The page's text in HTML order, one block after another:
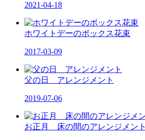
2021-04-18
ホワイトデーのボックス花束
2017-03-09
父の日 アレンジメント
2019-07-06
お正月 床の間のアレンジメント